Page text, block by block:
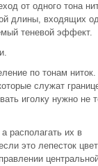
от одного тона
длины, входящих
теневой эффект.
по тонам
служат
иголку нужно не
располагать их в
это лепесток